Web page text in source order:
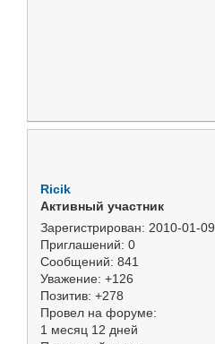
Ricik
Активный участник
Зарегистрирован: 2010-01-09
Приглашений: 0
Сообщений: 841
Уважение: +126
Позитив: +278
Провел на форуме:
1 месяц 12 дней